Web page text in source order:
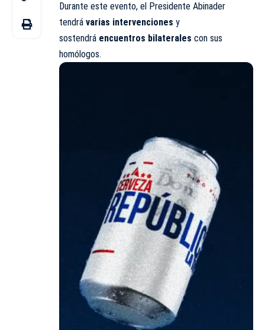
Durante este evento, el Presidente Abinader
tendrá varias intervenciones y
sostendrá encuentros bilaterales con sus
homólogos.